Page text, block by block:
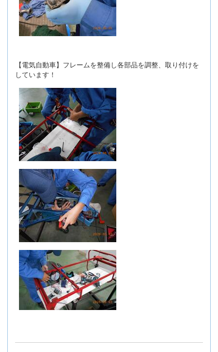
【電気自動車】フレームを整備し各部品を調整、取り付けを
しています！